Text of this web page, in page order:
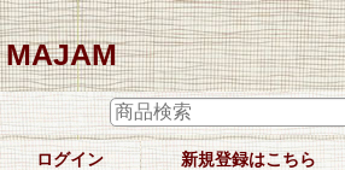
MAJAM
ログイン 新規登録はこちら